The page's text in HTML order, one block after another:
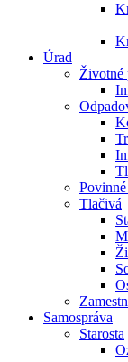
Úrad
Životné
Tlačivá
Samospráva
Starosta